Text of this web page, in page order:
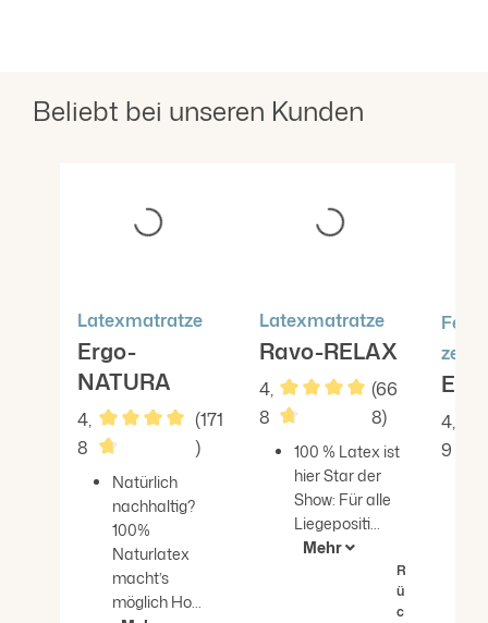
Beliebt bei unseren Kunden
Latexmatratze
Ergo-
NATURA
4,
8
Durchschnittliche Bewertung von 4.82 von 5
(171
)
Natürlich
nachhaltig?
100%
Naturlatex
macht’s
möglich Ho...
Latexmatratze
Ravo-RELAX
4,
8
Durchschnittliche
(66
8)
100 % Latex ist
hier Star der
Show: Für alle
Liegepositi...
Mehr
R
ü
c
ze
4,
9